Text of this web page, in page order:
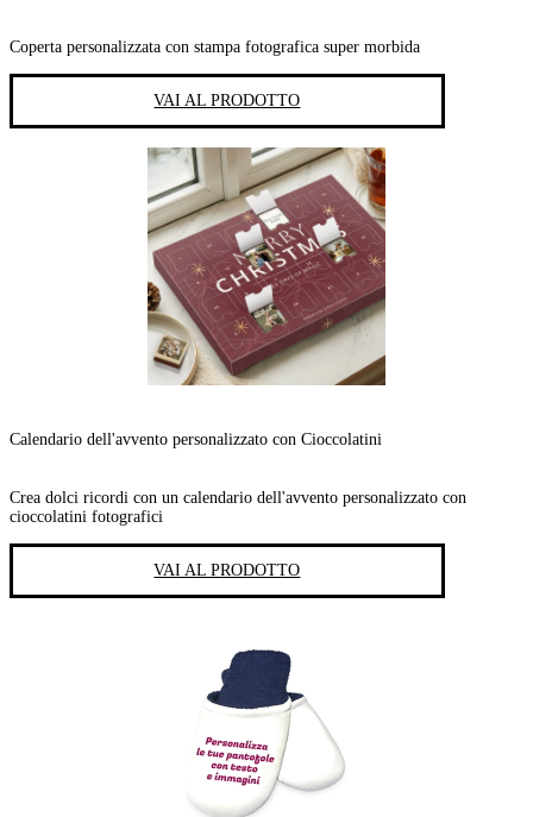
Coperta personalizzata con stampa fotografica super morbida
VAI AL PRODOTTO
Calendario dell'avvento personalizzato con Cioccolatini
Crea dolci ricordi con un calendario dell'avvento personalizzato con
cioccolatini fotografici
VAI AL PRODOTTO